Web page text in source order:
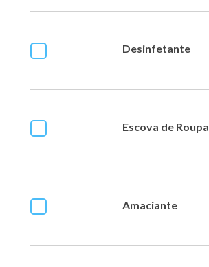
Desinfetante
Escova de Roupa
Amaciante